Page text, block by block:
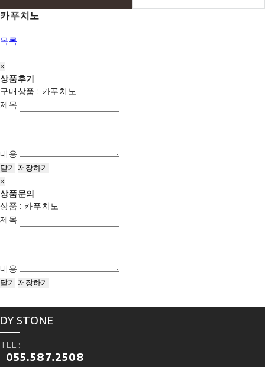
카푸치노
목록
×
상품후기
구매상품 : 카푸치노
제목
내용
닫기 저장하기
×
상품문의
상품 : 카푸치노
제목
내용
닫기 저장하기
DY STONE
TEL :
055.587.2508